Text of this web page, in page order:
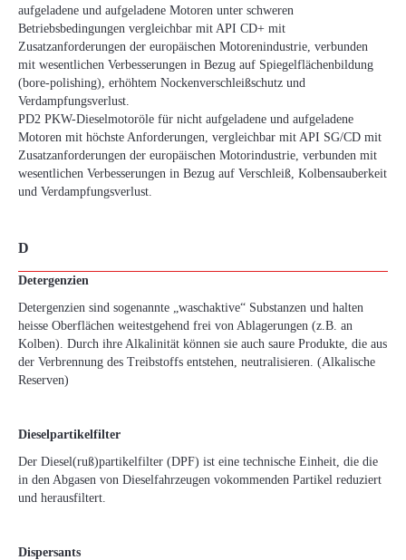
aufgeladene und aufgeladene Motoren unter schweren
Betriebsbedingungen vergleichbar mit API CD+ mit
Zusatzanforderungen der europäischen Motorenindustrie, verbunden
mit wesentlichen Verbesserungen in Bezug auf Spiegelflächenbildung
(bore-polishing), erhöhtem Nockenverschleißschutz und
Verdampfungsverlust.
PD2 PKW-Dieselmotoröle für nicht aufgeladene und aufgeladene
Motoren mit höchste Anforderungen, vergleichbar mit API SG/CD mit
Zusatzanforderungen der europäischen Motorindustrie, verbunden mit
wesentlichen Verbesserungen in Bezug auf Verschleiß, Kolbensauberkeit
und Verdampfungsverlust.
D
Detergenzien
Detergenzien sind sogenannte „waschaktive“ Substanzen und halten
heisse Oberflächen weitestgehend frei von Ablagerungen (z.B. an
Kolben). Durch ihre Alkalinität können sie auch saure Produkte, die aus
der Verbrennung des Treibstoffs entstehen, neutralisieren. (Alkalische
Reserven)
Dieselpartikelfilter
Der Diesel(ruß)partikelfilter (DPF) ist eine technische Einheit, die die
in den Abgasen von Dieselfahrzeugen vokommenden Partikel reduziert
und herausfiltert.
Dispersants